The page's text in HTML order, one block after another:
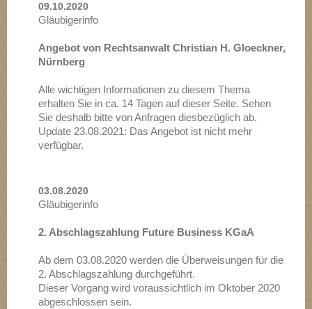
09.10.2020
Gläubigerinfo
Angebot von Rechtsanwalt Christian H. Gloeckner,
Nürnberg
Alle wichtigen Informationen zu diesem Thema
erhalten Sie in ca. 14 Tagen auf dieser Seite. Sehen
Sie deshalb bitte von Anfragen diesbezüglich ab.
Update 23.08.2021: Das Angebot ist nicht mehr
verfügbar.
03.08.2020
Gläubigerinfo
2. Abschlagszahlung Future Business KGaA
Ab dem 03.08.2020 werden die Überweisungen für die
2. Abschlagszahlung durchgeführt.
Dieser Vorgang wird voraussichtlich im Oktober 2020
abgeschlossen sein.